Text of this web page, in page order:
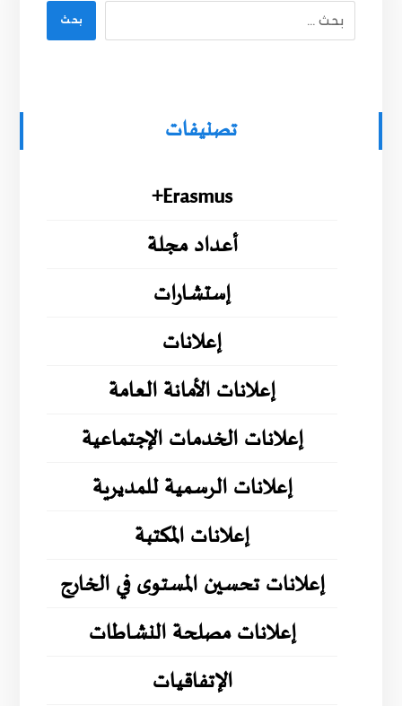
بحث
تصنيفات
Erasmus+
أعداد مجلة
إستشارات
إعلانات
إعلانات الأمانة العامة
إعلانات الخدمات الإجتماعية
إعلانات الرسمية للمديرية
إعلانات المكتبة
إعلانات تحسين المستوى في الخارج
إعلانات مصلحة النشاطات
الإتفاقيات